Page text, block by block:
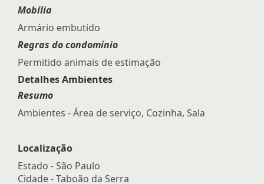
Mobília
Armário embutido
Regras do condomínio
Permitido animais de estimação
Detalhes Ambientes
Resumo
Ambientes - Área de serviço, Cozinha, Sala
Localização
Estado -São Paulo
Cidade -Taboão da Serra